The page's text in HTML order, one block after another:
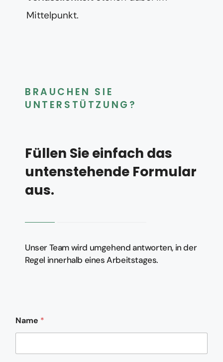
Mittelpunkt.
BRAUCHEN SIE
UNTERSTÜTZUNG?
Füllen Sie einfach das
untenstehende Formular
aus.
Unser Team wird umgehend antworten, in der
Regel innerhalb eines Arbeitstages.
Name *